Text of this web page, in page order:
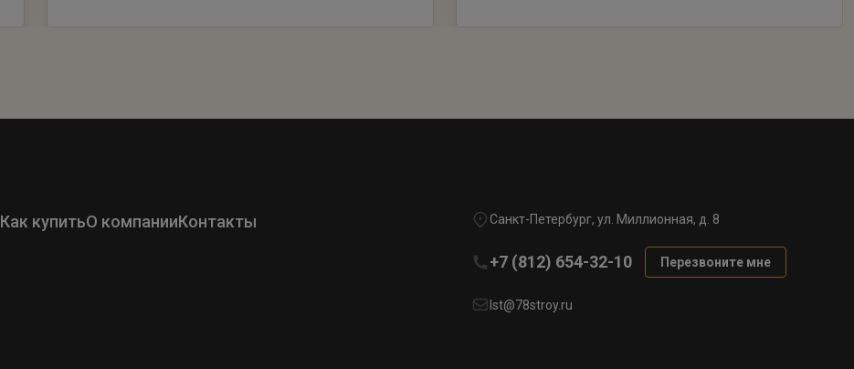
Как купитьО компанииКонтакты Санкт-Петербург, ул. Миллионная, д. 8
+7 (812) 654-32-10 Перезвоните мне
lst@78stroy.ru